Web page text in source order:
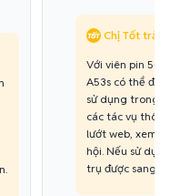
Chị Tốt trả lời:
Với viên pin
A53s có thể đáp
sử dụng trong cả
các tác vụ thông
lướt web, xem
hội. Nếu sử dụng
trụ được sang